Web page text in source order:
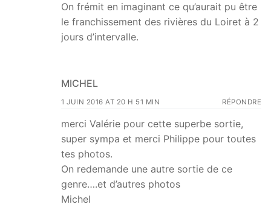
On frémit en imaginant ce qu’aurait pu être
le franchissement des rivières du Loiret à 2
jours d’intervalle.
MICHEL
1 JUIN 2016 AT 20 H 51 MIN RÉPONDRE
merci Valérie pour cette superbe sortie,
super sympa et merci Philippe pour toutes
tes photos.
On redemande une autre sortie de ce
genre….et d’autres photos
Michel